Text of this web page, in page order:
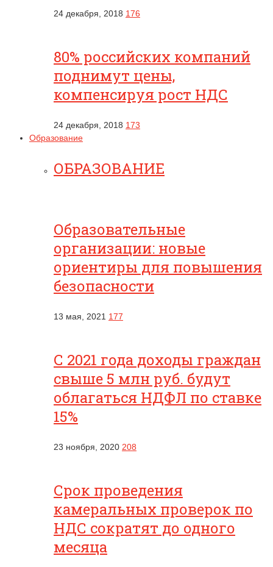
24 декабря, 2018 176
80% российских компаний
поднимут цены,
компенсируя рост НДС
24 декабря, 2018 173
Образование
ОБРАЗОВАНИЕ
Образовательные
организации: новые
ориентиры для повышения
безопасности
13 мая, 2021 177
С 2021 года доходы граждан
свыше 5 млн руб. будут
облагаться НДФЛ по ставке
15%
23 ноября, 2020 208
Срок проведения
камеральных проверок по
НДС сократят до одного
месяца